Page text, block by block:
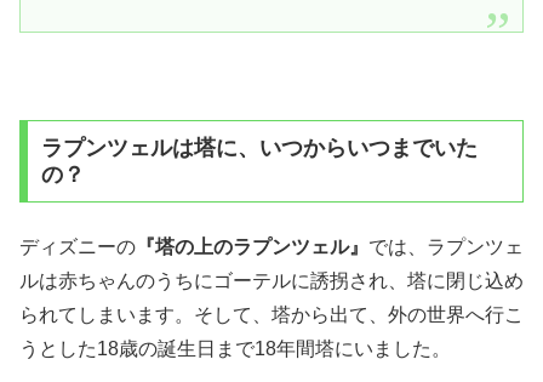
ラプンツェルは塔に、いつからいつまでいた
の？
ディズニーの 『塔の上のラプンツェル』 では、ラプンツェ
ルは赤ちゃんのうちにゴーテルに誘拐され、塔に閉じ込め
られてしまいます。そして、塔から出て、外の世界へ行こ
うとした18歳の誕生日まで18年間塔にいました。